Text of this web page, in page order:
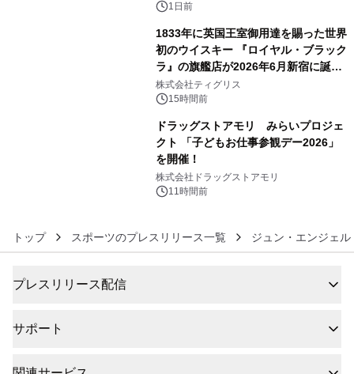
1日前
1833年に英国王室御用達を賜った世界
初のウイスキー 『ロイヤル・ブラック
ラ』の旗艦店が2026年6月新宿に誕
生 バカルディ ジャパンと連携した
没入型バー「BAR Arca」
株式会社ティグリス
15時間前
ドラッグストアモリ みらいプロジェ
クト 「子どもお仕事参観デー2026」
を開催！
株式会社ドラッグストアモリ
11時間前
トップ スポーツのプレスリリース一覧 ジュン・エンジェル
プレスリリース配信
サポート